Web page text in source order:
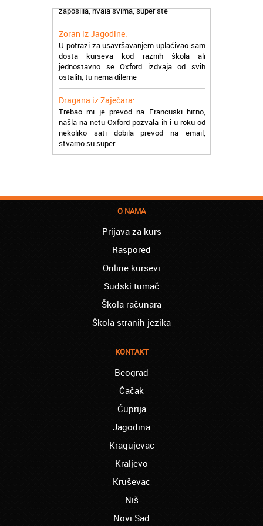
Zoran iz Jagodine:
U potrazi za usavršavanjem uplaćivao sam
dosta kurseva kod raznih škola ali
jednostavno se Oxford izdvaja od svih
ostalih, tu nema dileme
Dragana iz Zaječara:
Trebao mi je prevod na Francuski hitno,
našla na netu Oxford pozvala ih i u roku od
nekoliko sati dobila prevod na email,
stvarno su super
Petar iz Paraćina:
Natasa iz Kraljeva:
lakoćom sam savladala tromesečni kurs
knjigovodstva. Sve pohvale!
Dragan iz Čačka:
Retko gde može da se nađe prava
profesionalnost u našoj zemlji i naravno
Mica iz Smedereva:
Moja ćerka je završila vanredno medicinsku
Mogu samo da Vam poželim sve najbolje i
Aranđelovac - Elena:
mislim da je odlicno što na jednom mestu
mogu da nađem usluge prevođenja za
razlicite jezike, i da ne moram da šetam od
prevodioca do prevodioca.
Babušnica - Snežana:
oduvek sam želela da profesionalno kuvam
Akademiji Oxford!
Akademija Oxford je nešto najbolje u Srbiji.
O NAMA
Prijava za kurs
Raspored
Online kursevi
Sudski tumač
Škola računara
Škola stranih jezika
KONTAKT
Beograd
Čačak
Ćuprija
Jagodina
Kragujevac
Kraljevo
Kruševac
Niš
Novi Sad